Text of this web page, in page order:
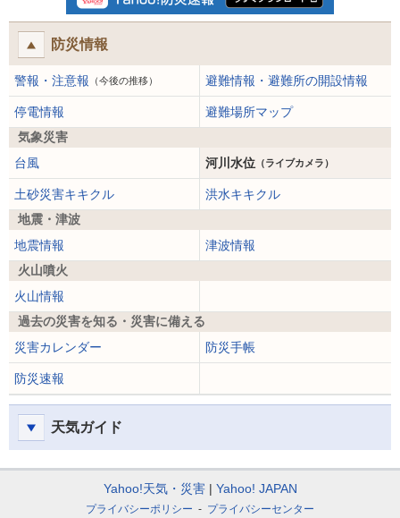
防災情報
警報・注意報 （今後の推移） 避難情報・避難所の開設情報
停電情報
避難場所マップ
気象災害
台風
河川水位 （ライブカメラ）
土砂災害キキクル
洪水キキクル
地震・津波
地震情報
津波情報
火山噴火
火山情報
過去の災害を知る・災害に備える
災害カレンダー
防災手帳
防災速報
天気ガイド
Yahoo!天気・災害 Yahoo! JAPAN
プライバシーポリシー プライバシーセンター